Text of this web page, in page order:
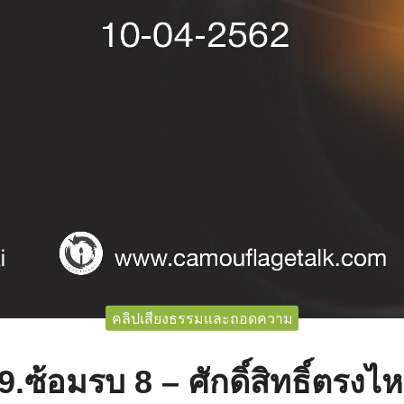
คลิปเสียงธรรมและถอดความ
ซ้อมรบ 8 – ศักดิ์สิทธิ์ตรงไ